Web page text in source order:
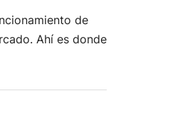
de
Ahí es donde